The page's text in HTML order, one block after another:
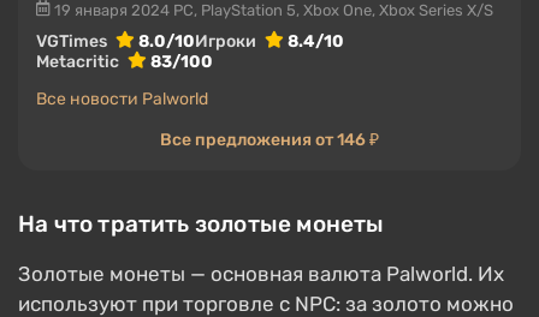
19 января 2024 PC, PlayStation 5, Xbox One, Xbox Series X/S
VGTimes 8.0/10Игроки
8.4/10
Metacritic
83/100
Все новости Palworld
Все предложения от 146 ₽
На что тратить золотые монеты
Золотые монеты — основная валюта Palworld. Их
используют при торговле с NPC: за золото можно